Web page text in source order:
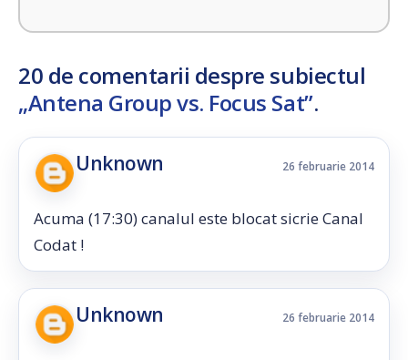
20 de comentarii despre subiectul
„Antena Group vs. Focus Sat”.
Unknown 26 februarie 2014
Acuma (17:30) canalul este blocat sicrie Canal
Codat !
Unknown 26 februarie 2014